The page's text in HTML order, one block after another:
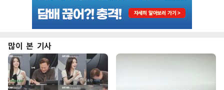
많이 본 기사